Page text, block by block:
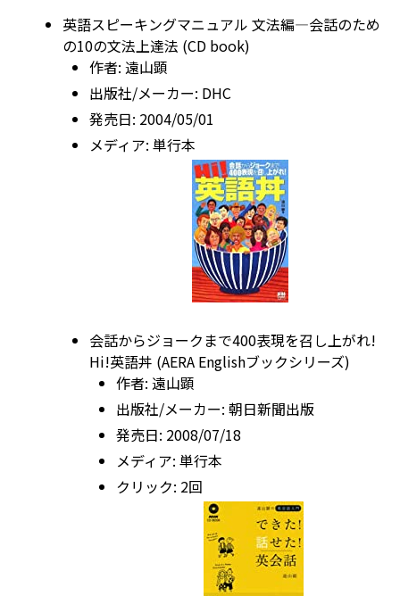
英語スピーキングマニュアル 文法編―会話のため
の10の文法上達法 (CD book)
作者: 遠山顕
出版社/メーカー: DHC
発売日: 2004/05/01
メディア: 単行本
会話からジョークまで400表現を召し上がれ!
Hi!英語丼 (AERA Englishブックシリーズ)
作者: 遠山顕
出版社/メーカー: 朝日新聞出版
発売日: 2008/07/18
メディア: 単行本
クリック: 2回